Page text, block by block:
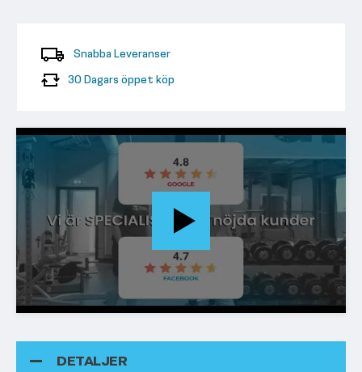
Snabba Leveranser
30 Dagars öppet köp
DETALJER